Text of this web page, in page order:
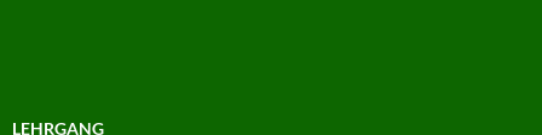
LEHRGANG